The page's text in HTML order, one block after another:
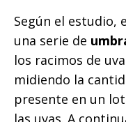
Según el estudio,
una serie de
los racimos de
midiendo la
presente en un